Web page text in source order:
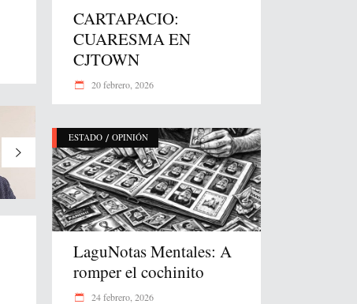
CARTAPACIO:
CUARESMA EN
CJTOWN
20 febrero, 2026
ESTADO / OPINIÓN
LaguNotas Mentales: A
romper el cochinito
24 febrero, 2026